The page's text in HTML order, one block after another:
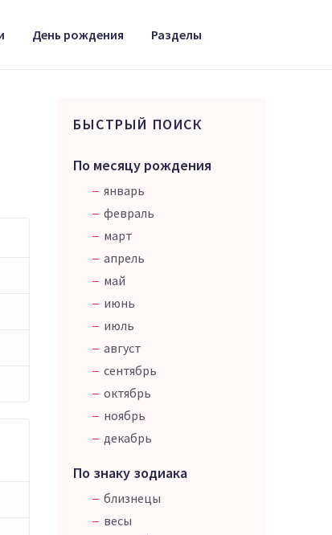
День рождения Разделы
БЫСТРЫЙ ПОИСК
По месяцу рождения
январь
февраль
март
апрель
май
июнь
июль
август
сентябрь
октябрь
ноябрь
декабрь
По знаку зодиака
близнецы
весы